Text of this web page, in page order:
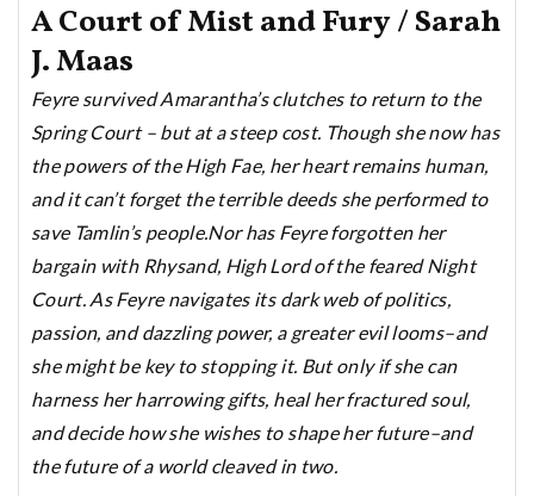
A Court of Mist and Fury / Sarah
J. Maas
Feyre survived Amarantha’s clutches to return to the
Spring Court – but at a steep cost. Though she now has
the powers of the High Fae, her heart remains human,
and it can’t forget the terrible deeds she performed to
save Tamlin’s people.Nor has Feyre forgotten her
bargain with Rhysand, High Lord of the feared Night
Court. As Feyre navigates its dark web of politics,
passion, and dazzling power, a greater evil looms–and
she might be key to stopping it. But only if she can
harness her harrowing gifts, heal her fractured soul,
and decide how she wishes to shape her future–and
the future of a world cleaved in two.